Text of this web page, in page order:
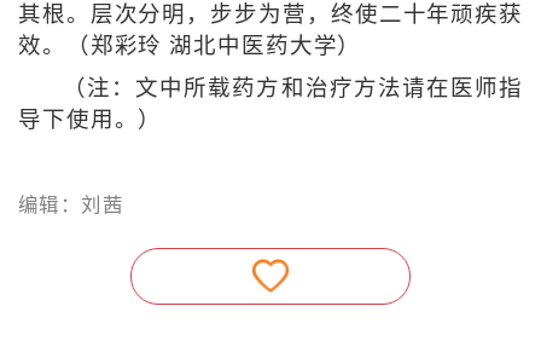
其根。层次分明，步步为营，终使二十年顽疾获
效。（ 郑彩玲 湖北中医药大学）
（注：文中所载药方和治疗方法请在医师指
导下使用。）
编辑：刘茜